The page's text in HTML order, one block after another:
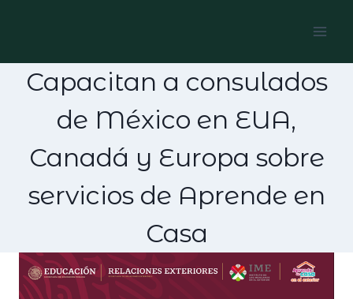
Capacitan a consulados
de México en EUA,
Canadá y Europa sobre
servicios de Aprende en
Casa